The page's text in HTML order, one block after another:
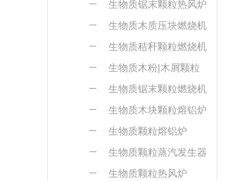
粒热风炉
生物质锯末颗粒热风炉
生物质木质压块燃烧机
生物质秸秆颗粒燃烧机
生物质木粉|木屑颗粒
燃烧机
生物质锯末颗粒燃烧机
生物质木块颗粒熔铝炉
生物质颗粒熔铝炉
生物质颗粒蒸汽发生器
生物质颗粒热风炉